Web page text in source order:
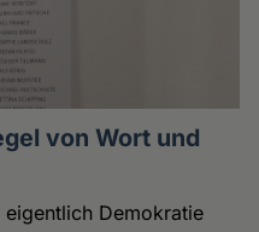
von Wort und
eigentlich Demokratie